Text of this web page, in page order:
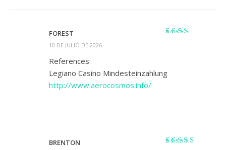
FOREST
10 DE JULIO DE 2026
References:
Legiano Casino Mindesteinzahlung
http://www.aerocosmos.info/
BRENTON